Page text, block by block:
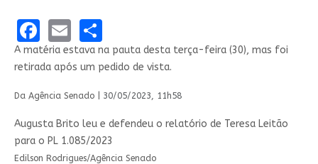
Facebook
EmailShare
A matéria estava na pauta desta terça-feira (30), mas foi
retirada após um pedido de vista.
Da Agência Senado | 30/05/2023, 11h58
Augusta Brito leu e defendeu o relatório de Teresa Leitão
para o PL 1.085/2023
Edilson Rodrigues/Agência Senado